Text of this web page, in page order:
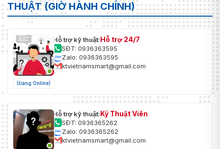
THUẬT (GIỜ HÀNH CHÍNH)
(Đang Online)
Hỗ trợ kỹ thuật:Hỗ trợ 24/7
SĐT: 0936363595
Zalo: 0936363595
ktvietnamsmart@gmail.com
Hỗ trợ kỹ thuật:Kỹ Thuật Viên
SĐT: 0936365262
Zalo: 0936365262
ktvietnamsmart@gmail.com